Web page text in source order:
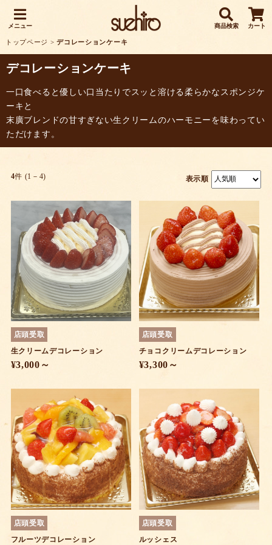
メニュー 商品検索 カート
トップページ >デコレーションケーキ
デコレーションケーキ
一口食べると優しい口当たりでスッと溶ける柔らかなスポンジケ
ーキと
末廣ブレンドの甘すぎない生クリームのハーモニーを味わってい
ただけます。
4件 (1－4) 表示順
店頭受取
生クリームデコレーション
¥3,000～
店頭受取
チョコクリームデコレーション
¥3,300～
店頭受取
フルーツデコレーション
店頭受取
ルッシェス